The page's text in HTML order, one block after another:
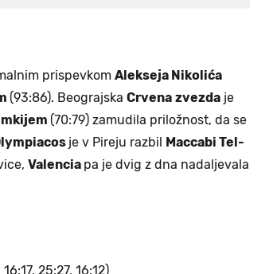
prispevkom Alekseja Nikolića
(93:86). Beograjska Crvena zvezda je
(70:79) zamudila priložnost, da se
je v Pireju razbil Maccabi Tel-
Valencia pa je dvig z dna nadaljevala
16:17, 25:27, 16:12)